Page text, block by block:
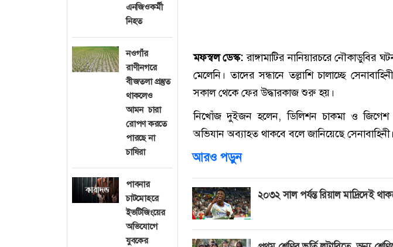
এনজিওকর্মী
নিহত
নওগাঁর
রাণীনগরে
বীজতলা প্রস্তুত
থাকলেও
আমন চারা
রোপণ করতে
পারছে না
চাষিরা
পাবনার
চাটমোহরে
ইভটিজিংয়ের
অভিযোগে
যুবকের
মফস্বল ডেস্ক:রাঙ্গামাটির নানিয়ারচরে
মেলেনি। তাদের সন্ধানে তল্লাশি চালাচ্ছে
সকাল থেকে ফের উদ্ধারকাজ শুরু হয়।
নিখোঁজ দুইজন হলেন, ডিলিশন চাকমা ও জিগেশ
অভিযান অব্যাহত থাকবে বলে জানিয়েছে সেনাবাহিনী।
আরও পড়ুন
২০৩২ সাল পর্যন্ত রিয়াল মাদ্রিদেই